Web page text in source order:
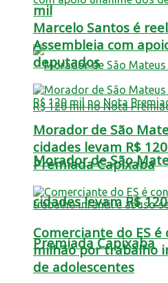
mil
Morador de São
cidades levam R$
Premiada Capixaba
Marcelo Santos é
Assembleia com
deputados
Morador de São
cidades levam R$
Premiada Capixaba
Comerciante do ES é
milhão por trabalho
de adolescentes